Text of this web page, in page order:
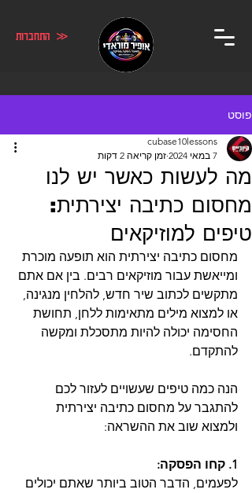
≪ התחברות
פוסט
מה לעשות כאשר יש לנו
מחסום כתיבה יצירתית:
טיפים למוזיקאים
cubase10lessons
7 במאי 2024
זמן קריאה 2 דקות
מחסום כתיבה יצירתית הוא תופעה מוכרת
ומייאשת עבור מוזיקאים רבים. בין אם אתם
מתקשים לכתוב שיר חדש, להלחין מנגינה,
או למצוא מילים מתאימות ללחן, תחושת
החסימה יכולה להיות מתסכלת ומקשה
להתקדם.
הנה כמה טיפים שעשויים לעזור לכם
להתגבר על מחסום כתיבה יצירתית
ולמצוא שוב את ההשראה:
1. קחו הפסקה:
לפעמים, הדבר הטוב ביותר שאתם יכולים